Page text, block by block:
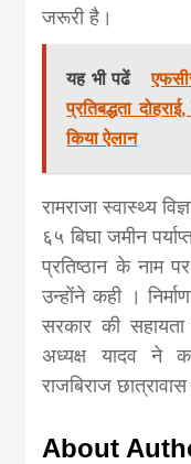
जरूरी है।
यह भी पढें
प्रतिबद्धता
किया ऐलान
रामराजा स्वास्थ्य
६५ बिघा जमीन
प्रतिष्ठान के नाम
उन्हाेंने कही ।
सरकार की
अध्यक्ष यादव ने
राजबिराज
About